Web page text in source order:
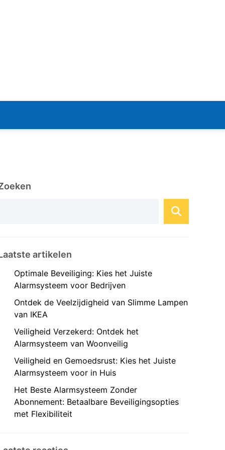
artikelen
Optimale Beveiliging: Kies het Juiste
Alarmsysteem voor Bedrijven
Ontdek de Veelzijdigheid van Slimme Lampen
van IKEA
Veiligheid Verzekerd: Ontdek het
Alarmsysteem van Woonveilig
Veiligheid en Gemoedsrust: Kies het Juiste
Alarmsysteem voor in Huis
Het Beste Alarmsysteem Zonder
Abonnement: Betaalbare Beveiligingsopties
met Flexibiliteit